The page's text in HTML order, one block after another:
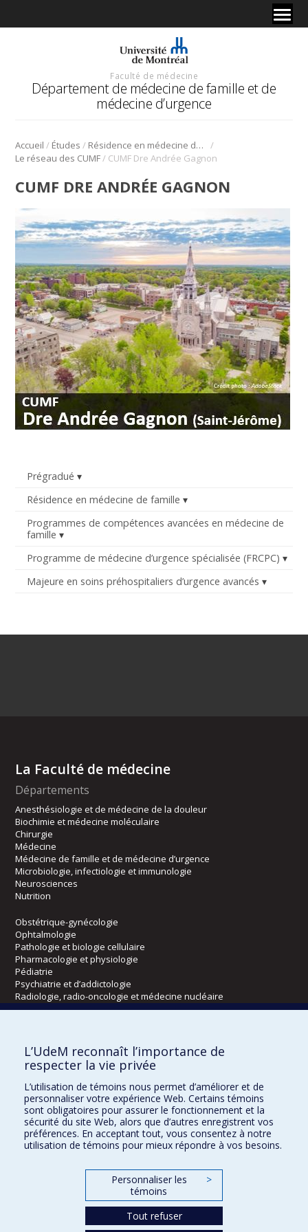
Faculté de médecine
Département de médecine de famille et de
médecine d’urgence
Accueil / Études / Résidence en médecine de famille
/
Le réseau des CUMF/ CUMF Dre Andrée Gagnon
Prégradué
Résidence en médecine de famille
Programmes de compétences avancées en médecine de
famille
Programme de médecine d’urgence spécialisée (FRCPC)
Majeure en soins préhospitaliers d’urgence avancés
CUMF DRE ANDRÉE GAGNON
La Faculté de médecine
Départements
Anesthésiologie et de médecine de la douleur
Biochimie et médecine moléculaire
Chirurgie
Médecine
Médecine de famille et de médecine d’urgence
Microbiologie, infectiologie et immunologie
Neurosciences
Nutrition
Obstétrique-gynécologie
Ophtalmologie
Pathologie et biologie cellulaire
Pharmacologie et physiologie
Pédiatrie
Psychiatrie et d’addictologie
Radiologie, radio-oncologie et médecine nucléaire
Kinésiologie et des sciences de l’activité physique
Orthophonie et audiologie
Réadaptation
Directions
DPC
CPASS
L’UdeM reconnaît l’importance de
respecter la vie privée
L’utilisation de témoins nous permet d’améliorer et de
personnaliser votre expérience Web. Certains témoins
sont obligatoires pour assurer le fonctionnement et la
sécurité du site Web, alors que d’autres enregistrent vos
préférences. En acceptant tout, vous consentez à notre
utilisation de témoins pour mieux répondre à vos besoins.
Personnaliser les
témoins
>
Tout refuser